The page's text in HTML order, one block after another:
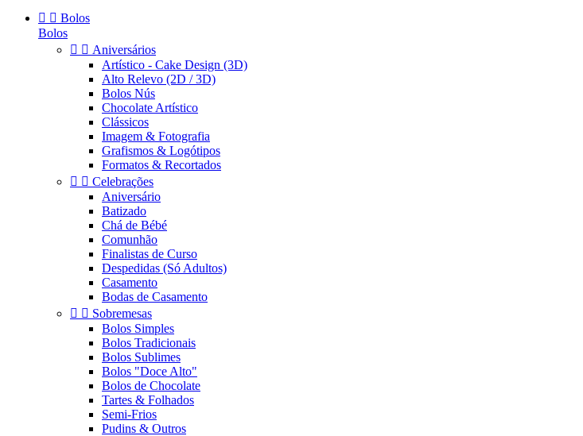
  Bolos
Bolos
  Aniversários
Artístico - Cake Design (3D)
Alto Relevo (2D / 3D)
Bolos Nús
Chocolate Artístico
Clássicos
Imagem & Fotografia
Grafismos & Logótipos
Formatos & Recortados
  Celebrações
Aniversário
Batizado
Chá de Bébé
Comunhão
Finalistas de Curso
Despedidas (Só Adultos)
Casamento
Bodas de Casamento
  Sobremesas
Bolos Simples
Bolos Tradicionais
Bolos Sublimes
Bolos "Doce Alto"
Bolos de Chocolate
Tartes & Folhados
Semi-Frios
Pudins & Outros